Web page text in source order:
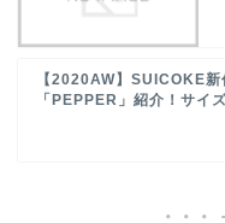
【2020AW】SUICOKE新
「PEPPER」紹介！サイ